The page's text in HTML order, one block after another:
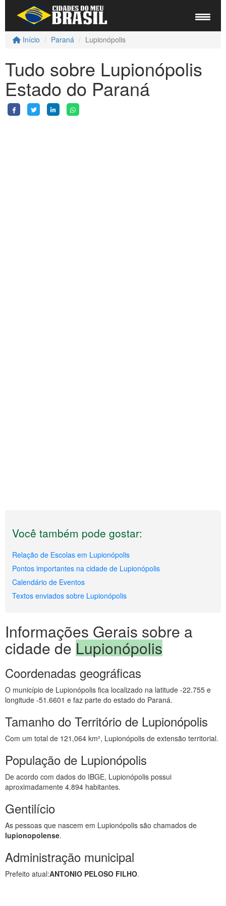
Início Paraná Lupionópolis
Tudo sobre Lupionópolis
Estado do Paraná
Você também pode gostar:
Relação de Escolas em Lupionópolis
Pontos importantes na cidade de Lupionópolis
Calendário de Eventos
Textos enviados sobre Lupionópolis
Informações Gerais sobre a
cidade de Lupionópolis
Coordenadas geográficas
O município de Lupionópolis fica localizado na latitude -22.755 e
longitude -51.6601 e faz parte do estado do Paraná.
Tamanho do Território de Lupionópolis
Com um total de 121,064 km², Lupionópolis de extensão territorial.
População de Lupionópolis
De acordo com dados do IBGE, Lupionópolis possui
aproximadamente 4.894 habitantes.
Gentilício
As pessoas que nascem em Lupionópolis são chamados de
lupionopolense.
Administração municipal
Prefeito atual:ANTONIO PELOSO FILHO.